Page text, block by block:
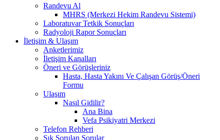
Randevu Al
MHRS (Merkezi Hekim Randevu Sistemi)
Laboratuvar Tetkik Sonuçları
Radyoloji Rapor Sonuçları
İletişim & Ulaşım
Anketlerimiz
İletişim Kanalları
Öneri ve Görüşleriniz
Hasta, Hasta Yakını Ve Çalışan Görüş/Öneri
Formu
Ulaşım
Nasıl Gidilir?
Ana Bina
Vefa Psikiyatri Merkezi
Telefon Rehberi
Sık Sorulan Sorular